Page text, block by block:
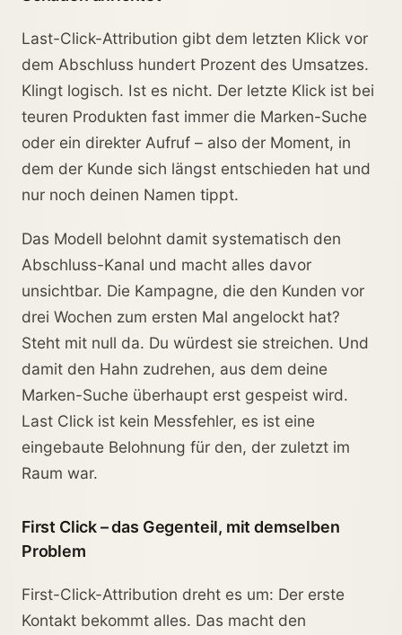
Last-Click-Attribution gibt dem letzten Klick vor
dem Abschluss hundert Prozent des Umsatzes.
Klingt logisch. Ist es nicht. Der letzte Klick ist bei
teuren Produkten fast immer die Marken-Suche
oder ein direkter Aufruf – also der Moment, in
dem der Kunde sich längst entschieden hat und
nur noch deinen Namen tippt.
Das Modell belohnt damit systematisch den
Abschluss-Kanal und macht alles davor
unsichtbar. Die Kampagne, die den Kunden vor
drei Wochen zum ersten Mal angelockt hat?
Steht mit null da. Du würdest sie streichen. Und
damit den Hahn zudrehen, aus dem deine
Marken-Suche überhaupt erst gespeist wird.
Last Click ist kein Messfehler, es ist eine
eingebaute Belohnung für den, der zuletzt im
Raum war.
First Click – das Gegenteil, mit demselben
Problem
First-Click-Attribution dreht es um: Der erste
Kontakt bekommt alles. Das macht den